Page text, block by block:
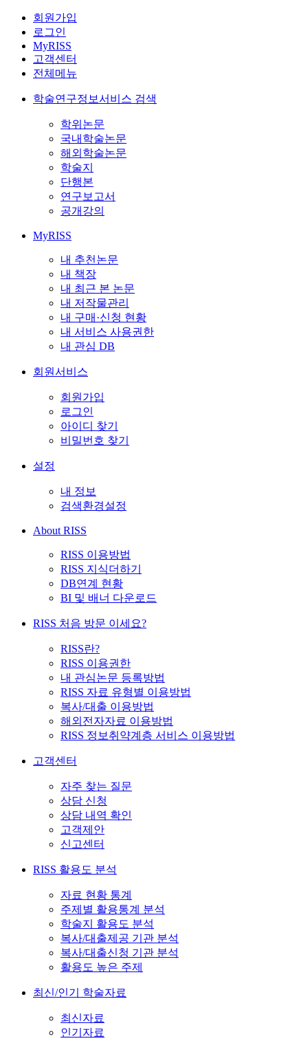
회원가입
로그인
MyRISS
고객센터
전체메뉴
학술연구정보서비스 검색
학위논문
국내학술논문
해외학술논문
학술지
단행본
연구보고서
공개강의
MyRISS
내 추천논문
내 책장
내 최근 본 논문
내 저작물관리
내 구매·신청 현황
내 서비스 사용권한
내 관심 DB
회원서비스
회원가입
로그인
아이디 찾기
비밀번호 찾기
설정
내 정보
검색환경설정
About RISS
RISS 이용방법
RISS 지식더하기
DB연계 현황
BI 및 배너 다운로드
RISS 처음 방문 이세요?
RISS란?
RISS 이용권한
내 관심논문 등록방법
RISS 자료 유형별 이용방법
복사/대출 이용방법
해외전자자료 이용방법
RISS 정보취약계층 서비스 이용방법
고객센터
자주 찾는 질문
상담 신청
상담 내역 확인
고객제안
신고센터
RISS 활용도 분석
자료 현황 통계
주제별 활용통계 분석
학술지 활용도 분석
복사/대출제공 기관 분석
복사/대출신청 기관 분석
활용도 높은 주제
최신/인기 학술자료
최신자료
인기자료